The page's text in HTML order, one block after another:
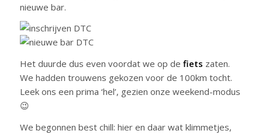
nieuwe bar.
Het duurde dus even voordat we op de fiets zaten.
We hadden trouwens gekozen voor de 100km tocht.
Leek ons een prima ‘hel’, gezien onze weekend-modus
😉
We begonnen best chill: hier en daar wat klimmetjes,